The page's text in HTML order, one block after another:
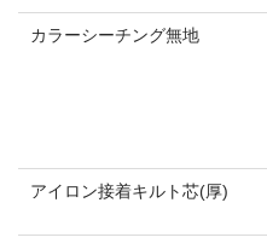
店頭講習会
カラーシーチング無地
アイロン接着キルト芯(厚)